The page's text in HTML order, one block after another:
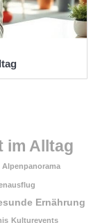
im Alltag
Alpenpanorama
Ernährung
Kulturevents